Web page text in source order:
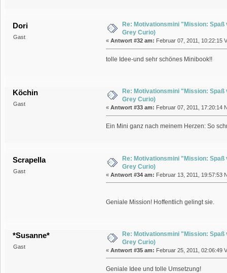
Dori
Gast
Re: Motivationsmini "Mission:
Grey Curio)
« Antwort #32 am: Februar 07, 2011, 10:22:15
tolle Idee-und sehr schönes Minibook!!
Köchin
Gast
Re: Motivationsmini "Mission:
Grey Curio)
« Antwort #33 am: Februar 07, 2011, 17:20:14
Ein Mini ganz nach meinem Herzen: So
Scrapella
Gast
Re: Motivationsmini "Mission:
Grey Curio)
« Antwort #34 am: Februar 13, 2011, 19:57:53
Geniale Mission! Hoffentlich gelingt sie.
*Susanne*
Gast
Re: Motivationsmini "Mission:
Grey Curio)
« Antwort #35 am: Februar 25, 2011, 02:06:49
Geniale Idee und tolle Umsetzung!